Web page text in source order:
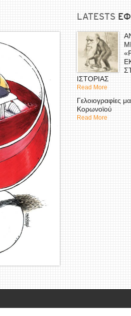
LATESTS
ΙΣΤΟΡΙΑΣ
Read More
Γελοιογραφίες
Κορωνοϊού
Read More